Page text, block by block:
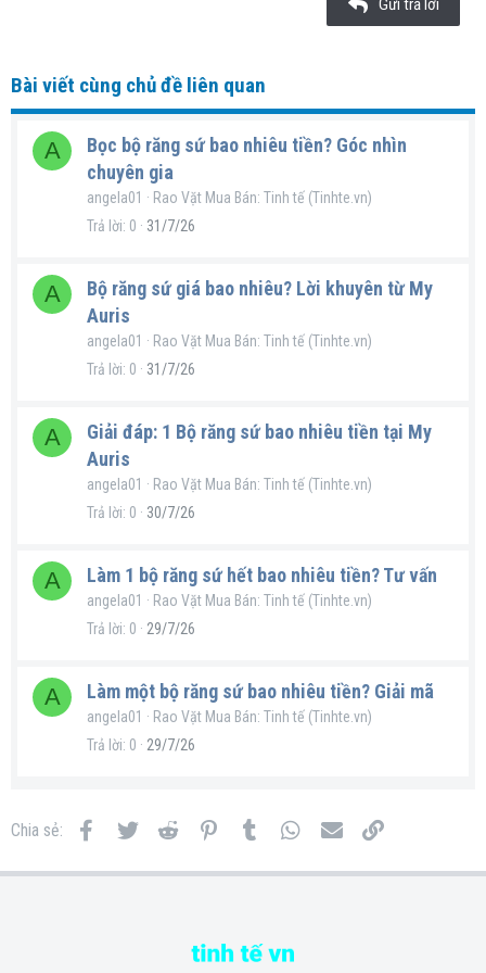
Gửi trả lời
Bài viết cùng chủ đề liên quan
A
Bọc bộ răng sứ bao nhiêu tiền? Góc nhìn
chuyên gia
angela01
Rao Vặt Mua Bán: Tinh tế (Tinhte.vn)
Trả lời 0 31/7/26
A
Bộ răng sứ giá bao nhiêu? Lời khuyên từ My
Auris
angela01
Rao Vặt Mua Bán: Tinh tế (Tinhte.vn)
Trả lời 0 31/7/26
A
Giải đáp: 1 Bộ răng sứ bao nhiêu tiền tại My
Auris
angela01
Rao Vặt Mua Bán: Tinh tế (Tinhte.vn)
Trả lời 0 30/7/26
A Làm 1 bộ răng sứ hết bao nhiêu tiền? Tư vấn
angela01
Rao Vặt Mua Bán: Tinh tế (Tinhte.vn)
Trả lời 0 29/7/26
A Làm một bộ răng sứ bao nhiêu tiền? Giải mã
angela01
Rao Vặt Mua Bán: Tinh tế (Tinhte.vn)
Trả lời 0 29/7/26
Chia sẻ: FacebookTwitter Reddit PinterestTumblr WhatsApp
Email